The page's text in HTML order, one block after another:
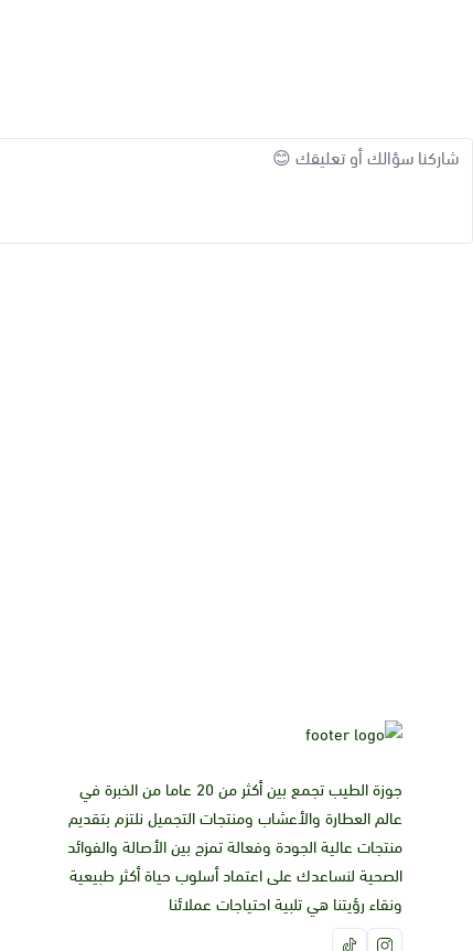
جوزة الطيب تجمع بين أكثر من 20 عاما من الخبرة في
عالم العطارة والأعشاب ومنتجات التجميل نلتزم بتقديم
منتجات عالية الجودة وفعالة تمزج بين الأصالة والفوائد
الصحية لنساعدك على اعتماد أسلوب حياة أكثر طبيعية
ونقاء رؤيتنا هي تلبية احتياجات عملائنا